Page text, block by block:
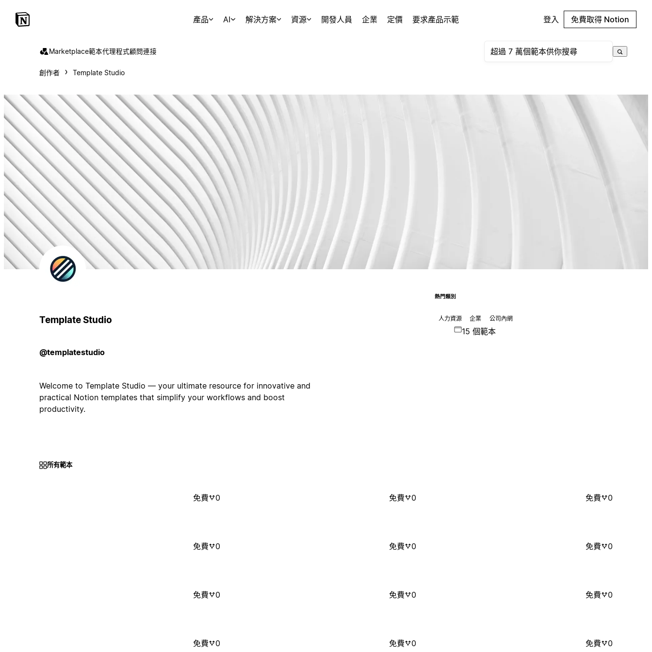
產品 AI 解決方案 資源 開發人員 企業 定價 要求產品示範 登入 免費取得 Notion
Marketplace範本代理程式顧問連接
創作者 Template Studio
Template Studio
@templatestudio
Welcome to Template Studio — your ultimate resource for innovative and
practical Notion templates that simplify your workflows and boost
productivity.
熱門類別
人力資源 企業 公司內網
15 個範本
所有範本
免費 0 免費 0 免費 0
免費 0 免費 0 免費 0
免費 0 免費 0 免費 0
免費 0 免費 0 免費 0